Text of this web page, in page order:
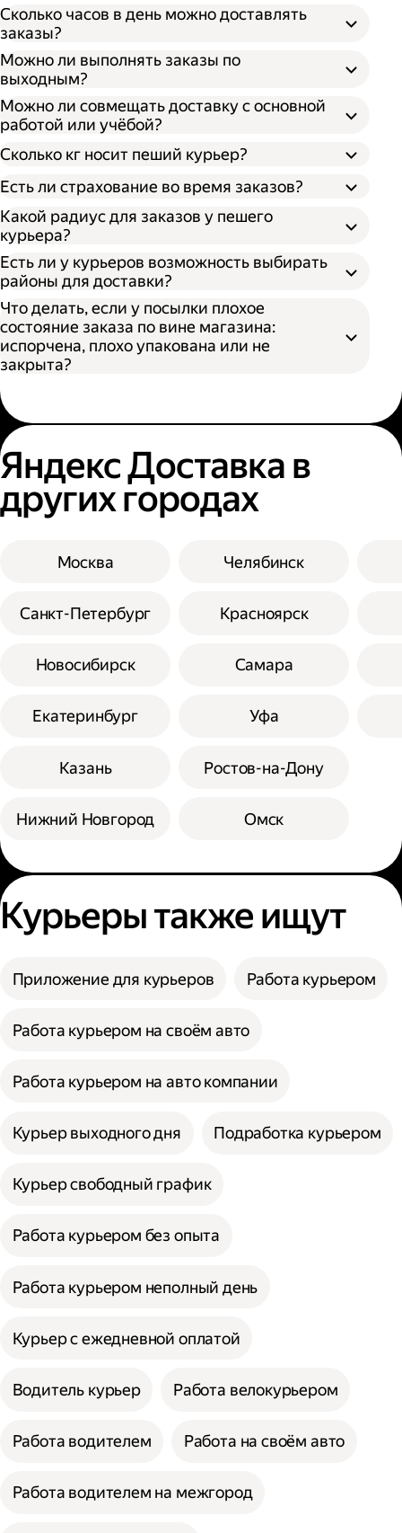
Сколько часов в день можно доставлять
заказы?
Можно ли выполнять заказы по
выходным?
Можно ли совмещать доставку с основной
работой или учёбой?
Сколько кг носит пеший курьер?
Есть ли страхование во время заказов?
Какой радиус для заказов у пешего
курьера?
Есть ли у курьеров возможность выбирать
районы для доставки?
Что делать, если у посылки плохое
состояние заказа по вине магазина:
испорчена, плохо упакована или не
закрыта?
Яндекс Доставка в
других городах
Москва
Санкт-Петербург
Новосибирск
Екатеринбург
Казань
Нижний Новгород
Челябинск
Красноярск
Самара
Уфа
Ростов-на-Дону
Омск
Курьеры также ищут
Приложение для курьеров Работа курьером
Работа курьером на своём авто
Работа курьером на авто компании
Курьер выходного дня Подработка курьером
Курьер свободный график
Работа курьером без опыта
Работа курьером неполный день
Курьер с ежедневной оплатой
Водитель курьер Работа велокурьером
Работа водителем Работа на своём авто
Работа водителем на межгород